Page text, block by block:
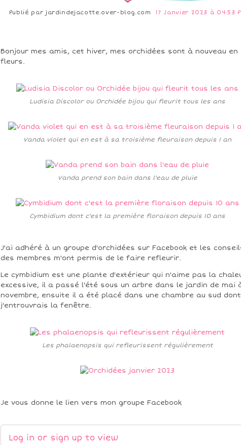
Publié par jardindejacotte.over-blog.com 17 Janvier 2023 à 04:53
Bonjour mes amis, cet hiver, mes orchidées sont à nouveau en
fleurs.
Ludisia Discolor ou Orchidée bijou qui fleurit tous les ans
Vanda violet qui en est à sa troisième fleuraison depuis 1 an
Vanda prend son bain dans l'eau de pluie
Cymbidium dont c'est la première floraison depuis 10 ans
J'ai adhéré à un groupe d'orchidées sur Facebook et les
des membres m'ont permis de le faire refleurir.
Le cymbidium est une plante d'extérieur qui n'aime pas la
excessive, il a passé l'été sous un arbre dans le jardin de mai
novembre, ensuite il a été placé dans une chambre au sud dont
j'entrouvrais la fenêtre.
Les phalaenopsis qui refleurissent régulièrement
Je vous donne le lien vers mon groupe Facebook
Log in or sign up to view